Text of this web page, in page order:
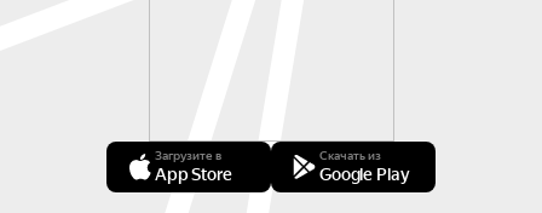
Загрузите в
App Store
Скачать из
Google Play